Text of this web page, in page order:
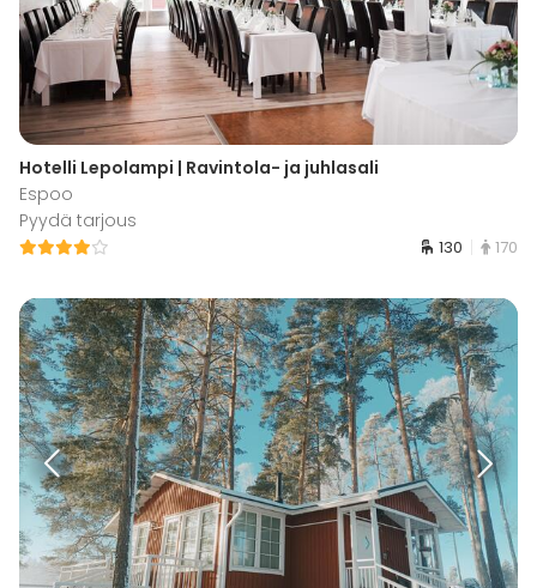
Hotelli Lepolampi | Ravintola- ja juhlasali
Espoo
Pyydä tarjous
130 170